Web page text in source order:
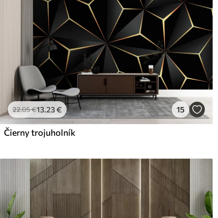
22.05€13.23€ 15
Čierny trojuholník